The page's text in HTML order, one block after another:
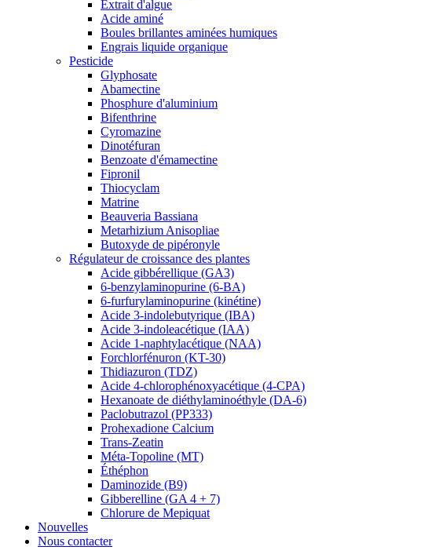
Extrait d'algue
Acide aminé
Boules brillantes aminées humiques
Engrais liquide organique
Pesticide
Glyphosate
Abamectine
Phosphure d'aluminium
Bifenthrine
Cyromazine
Dinotéfuran
Benzoate d'émamectine
Fipronil
Thiocyclam
Matrine
Beauveria Bassiana
Metarhizium Anisopliae
Butoxyde de pipéronyle
Régulateur de croissance des plantes
Acide gibbérellique (GA3)
6-benzylaminopurine (6-BA)
6-furfurylaminopurine (kinétine)
Acide 3-indolebutyrique (IBA)
Acide 3-indoleacétique (IAA)
Acide 1-naphtylacétique (NAA)
Forchlorfénuron (KT-30)
Thidiazuron (TDZ)
Acide 4-chlorophénoxyacétique (4-CPA)
Hexanoate de diéthylaminoéthyle (DA-6)
Paclobutrazol (PP333)
Prohexadione Calcium
Trans-Zeatin
Méta-Topoline (MT)
Éthéphon
Daminozide (B9)
Gibberelline (GA 4 + 7)
Chlorure de Mepiquat
Nouvelles
Nous contacter